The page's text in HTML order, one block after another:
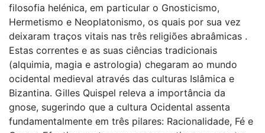
filosofia helénica, em particular o Gnosticismo,
Hermetismo e Neoplatonismo, os quais por sua vez
deixaram traços vitais nas três religiões abraâmicas .
Estas correntes e as suas ciências tradicionais
(alquimia, magia e astrologia) chegaram ao mundo
ocidental medieval através das culturas Islâmica e
Bizantina. Gilles Quispel releva a importância da
gnose, sugerindo que a cultura Ocidental assenta
fundamentalmente em três pilares: Racionalidade, Fé e